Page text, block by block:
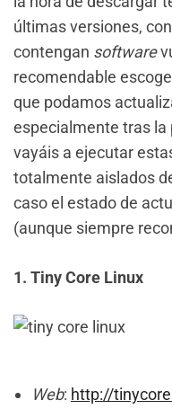
últimas versiones,
contengan software
recomendable
que podamos
especialmente tras la
vayáis a ejecutar
totalmente aislados
caso el estado de
(aunque siempre
1. Tiny Core Linux
Web: http://